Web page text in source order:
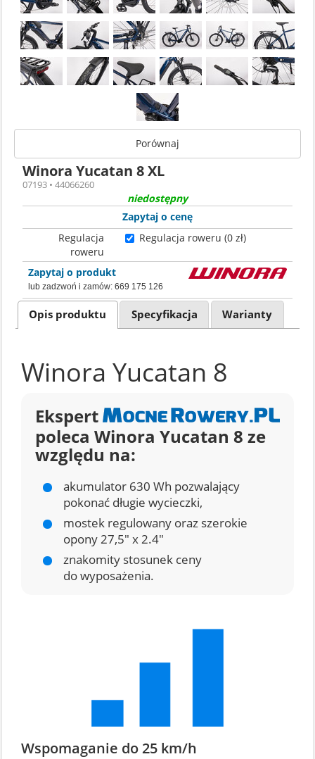
Porównaj
Winora Yucatan 8 XL
07193 • 44066260
niedostępny
Zapytaj o cenę
Regulacja
roweru
Regulacja roweru (0 zł)
Zapytaj o produkt
lub zadzwoń i zamów: 669 175 126
Opis produktu Specyfikacja Warianty
Winora Yucatan 8
Ekspert
poleca Winora Yucatan 8 ze
względu na:
akumulator 630 Wh pozwalający
pokonać długie wycieczki,
mostek regulowany oraz szerokie
opony 27,5" x 2.4"
znakomity stosunek ceny
do wyposażenia.
Wspomaganie do 25 km/h